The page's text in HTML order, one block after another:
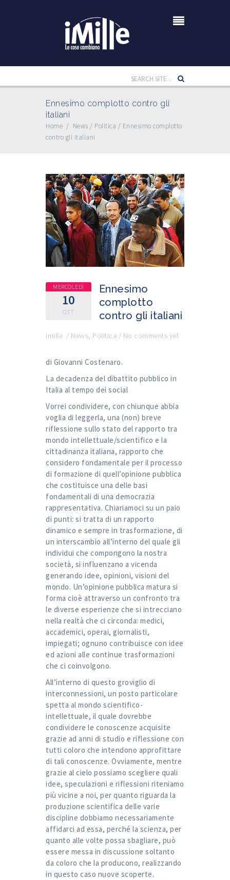
Ennesimo complotto contro gli
italiani
Home / News / Politica / Ennesimo complotto
contro gli italiani
MERCOLEDÌ
10
OTT
Ennesimo
complotto
contro gli italiani
imille / News, Politica / No comments yet
di Giovanni Costenaro.
La decadenza del dibattito pubblico in
Italia al tempo dei social
Vorrei condividere, con chiunque abbia
voglia di leggerla, una (non) breve
riflessione sullo stato del rapporto tra
mondo intellettuale/scientifico e la
cittadinanza italiana, rapporto che
considero fondamentale per il processo
di formazione di quell’opinione pubblica
che costituisce una delle basi
fondamentali di una democrazia
rappresentativa. Chiariamoci su un paio
di punti: si tratta di un rapporto
dinamico e sempre in trasformazione, di
un interscambio all’interno del quale gli
individui che compongono la nostra
società, si influenzano a vicenda
generando idee, opinioni, visioni del
mondo. Un’opinione pubblica matura si
forma cioè attraverso un confronto tra
le diverse esperienze che si intrecciano
nella realtà che ci circonda: medici,
accademici, operai, giornalisti,
impiegati; ognuno contribuisce con idee
ed azioni alle continue trasformazioni
che ci coinvolgono.
All’interno di questo groviglio di
interconnessioni, un posto particolare
spetta al mondo scientifico-
intellettuale, il quale dovrebbe
condividere le conoscenze acquisite
grazie ad anni di studio e riflessione con
tutti coloro che intendono approfittare
di tali conoscenze. Ovviamente, mentre
grazie al cielo possiamo scegliere quali
idee, speculazioni e riflessioni riteniamo
più vicine a noi, per quanto riguarda la
produzione scientifica delle varie
discipline dobbiamo necessariamente
affidarci ad essa, perché la scienza, per
quanto alle volte possa sbagliare, può
essere messa in discussione soltanto
da coloro che la producono, realizzando
in questo caso nuove scoperte.